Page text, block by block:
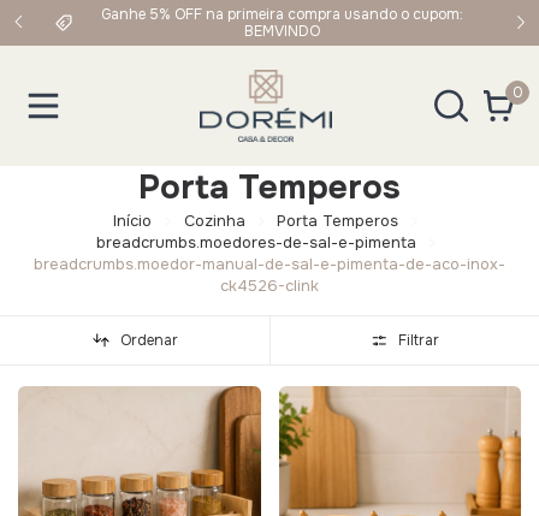
Frete Grátis em compras acima de R$249,90 para Sul e
Sudeste
0
Porta Temperos
Início Cozinha
Porta Temperos
breadcrumbs.moedores-de-sal-e-pimenta
breadcrumbs.moedor-manual-de-sal-e-pimenta-de-aco-inox-
ck4526-clink
Ordenar Filtrar